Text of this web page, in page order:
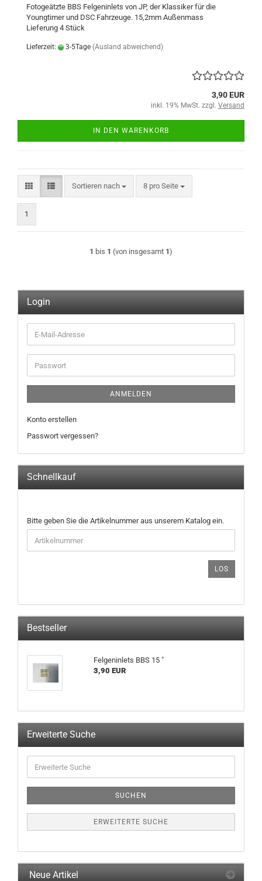
Fotogeätzte BBS Felgeninlets von JP, der Klassiker für die
Youngtimer und DSC Fahrzeuge. 15,2mm Außenmass
Lieferung 4 Stück
Lieferzeit: 3-5Tage (Ausland abweichend)
3,90 EUR
inkl. 19% MwSt. zzgl. Versand
IN DEN WARENKORB
Sortieren nach
Sortieren nach 8 pro Seite
pro Seite
1
1 bis 1 (von insgesamt 1)
Login
E-
Mail-
Adresse
Passwort
ANMELDEN
Konto erstellen
Passwort vergessen?
Schnellkauf
BITTE
GEBEN
SIE
DIE
EIN.
Bitte geben Sie die Artikelnummer aus unserem Katalog ein.
LOS
Bestseller
Felgeninlets BBS 15 "
3,90 EUR
Erweiterte Suche
Suche
SUCHEN
ERWEITERTE SUCHE
Neue Artikel